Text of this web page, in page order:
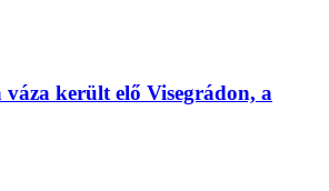
váza került elő Visegrádon, a